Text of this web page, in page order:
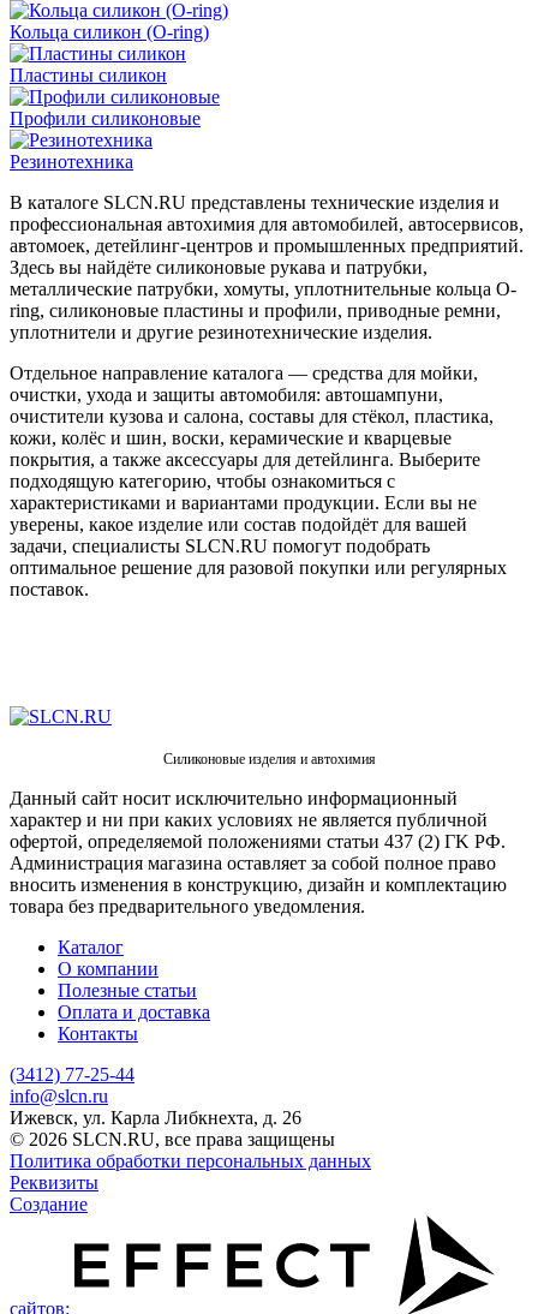
Кольца силикон (O-ring)
Пластины силикон
Профили силиконовые
Резинотехника
В каталоге SLCN.RU представлены технические изделия и
профессиональная автохимия для автомобилей, автосервисов,
автомоек, детейлинг-центров и промышленных предприятий.
Здесь вы найдёте силиконовые рукава и патрубки,
металлические патрубки, хомуты, уплотнительные кольца O-
ring, силиконовые пластины и профили, приводные ремни,
уплотнители и другие резинотехнические изделия.
Отдельное направление каталога — средства для мойки,
очистки, ухода и защиты автомобиля: автошампуни,
очистители кузова и салона, составы для стёкол, пластика,
кожи, колёс и шин, воски, керамические и кварцевые
покрытия, а также аксессуары для детейлинга. Выберите
подходящую категорию, чтобы ознакомиться с
характеристиками и вариантами продукции. Если вы не
уверены, какое изделие или состав подойдёт для вашей
задачи, специалисты SLCN.RU помогут подобрать
оптимальное решение для разовой покупки или регулярных
поставок.
Силиконовые изделия и автохимия
Данный сайт носит исключительно информационный
характер и ни при каких условиях не является публичной
офертой, определяемой положениями статьи 437 (2) ГK РФ.
Администрация магазина оставляет за собой полное право
вносить изменения в конструкцию, дизайн и комплектацию
товара без предварительного уведомления.
Каталог
О компании
Полезные статьи
Оплата и доставка
Контакты
(3412) 77-25-44
info@slcn.ru
Ижевск, ул. Карла Либкнехта, д. 26
© 2026 SLCN.RU, все права защищены
Политика обработки персональных данных
Реквизиты
Создание
сайтов: